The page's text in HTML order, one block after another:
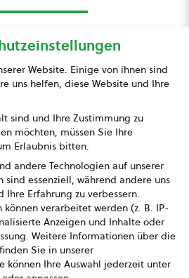
Presse
Impressum
Datenschutz
AGB
GmbH
Bildung
Newsletter
Website. Einige von ihnen sind
uns helfen, diese Website und Ihre
sind und Ihre Zustimmung zu
möchten, müssen Sie Ihre
Erlaubnis bitten.
andere Technologien auf unserer
sind essenziell, während andere uns
Ihre Erfahrung zu verbessern.
können verarbeitet werden (z. B. IP-
Anzeigen und Inhalte oder
Weitere Informationen über die
Sie in unserer
können Ihre Auswahl jederzeit unter